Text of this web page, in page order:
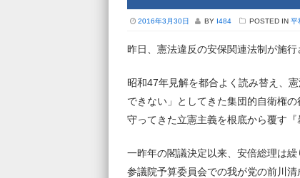
2016年3月30日 BY I484 POSTED IN 平
昨日、憲法違反の安保関連法制が施行
昭和47年見解を都合よく読み替え、
できない」としてきた集団的自衛権
守ってきた立憲主義を根底から覆す『
一昨年の閣議決定以来、安倍総理は
参議院予算委員会での我が党の前川